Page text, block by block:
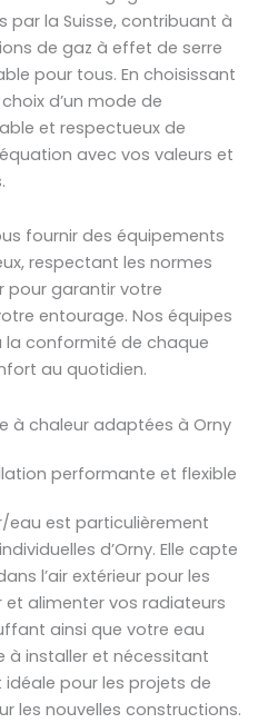
par la Suisse, contribuant à
de gaz à effet de serre
pour tous. En choisissant
d’un mode de
et respectueux de
avec vos valeurs et
fournir des équipements
respectant les normes
pour garantir votre
entourage. Nos équipes
la conformité de chaque
au quotidien.
à chaleur adaptées à Orny
performante et flexible
eau est particulièrement
d’Orny. Elle capte
l’air extérieur pour les
alimenter vos radiateurs
ainsi que votre eau
à installer et nécessitant
pour les projets de
les nouvelles constructions.